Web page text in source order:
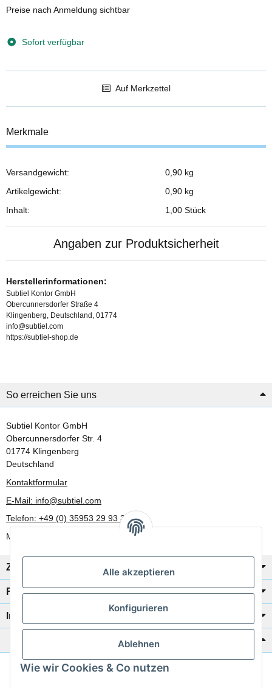
Alle akzeptieren
Konfigurieren
Ablehnen
Wie wir Cookies & Co nutzen
Preise nach Anmeldung sichtbar
Sofort verfügbar
Auf Merkzettel
Merkmale
Produkteigenschaft
Wert
Versandgewicht:
0,90 kg
Artikelgewicht:
0,90 kg
Inhalt:
1,00 Stück
Angaben zur Produktsicherheit
Herstellerinformationen:
Subtiel Kontor GmbH
Obercunnersdorfer Straße 4
Klingenberg, Deutschland, 01774
info@subtiel.com
https://subtiel-shop.de
So erreichen Sie uns
Subtiel Kontor GmbH
Obercunnersdorfer Str. 4
01774 Klingenberg
Deutschland
Kontaktformular
E-Mail: info@subtiel.com
Telefon: +49 (0) 35953 29 93 30
Mo-Fr: 8:00 Uhr - 17:00 Uhr
Zahlung/Versand
Rechtliches
Informationen
Katalog zur Hand?
Zur Schnellbestellung